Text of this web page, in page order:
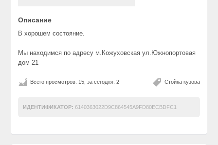
Описание
В хорошем состояние.
Мы находимся по адресу м.Кожуховская ул.Южнопортовая
дом 21
Стойка кузова
Всего просмотров: 15, за сегодня: 2
ИДЕНТИФИКАТОР: 6140363022D9C864545A9FD80ECBDFC1